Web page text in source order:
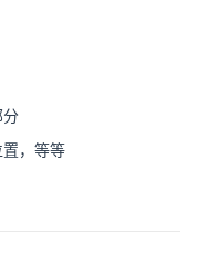
分
，等等